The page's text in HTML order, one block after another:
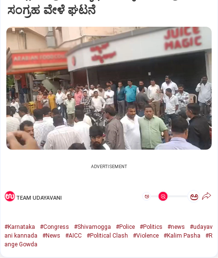
ಸಂಗ್ರಹ ವೇಳೆ ಘಟನೆ
ADVERTISEMENT
TEAM UDAYAVANI ಅ ಅ
#Karnataka #Congress #Shivamogga #Police #Politics #news
#udayav
ani kannada
#News #AICC #Political Clash #Violence #Kalim Pasha
#R
ange Gowda